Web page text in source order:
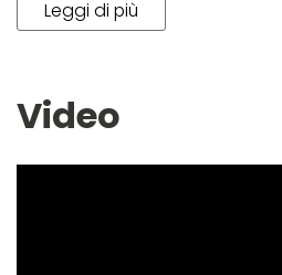
Leggi di più
Video